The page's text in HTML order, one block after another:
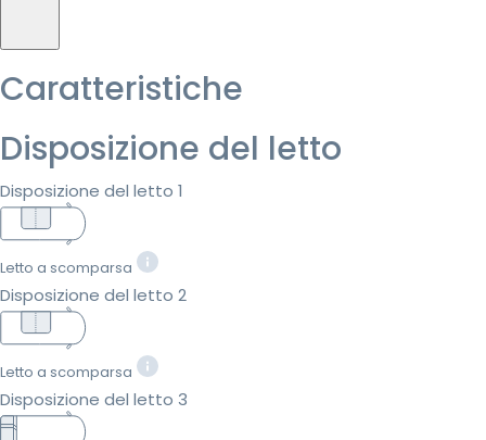
Caratteristiche
Disposizione del letto
Disposizione del letto 1
Letto a scomparsa
Disposizione del letto 2
Letto a scomparsa
Disposizione del letto 3